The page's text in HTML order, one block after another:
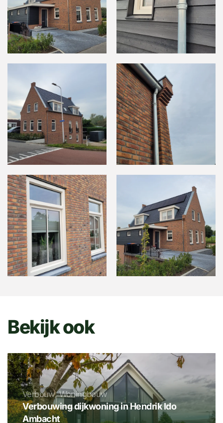
Bekijk ook
Verbouw, Woningbouw
Verbouwing dijkwoning in Hendrik Ido
Ambacht